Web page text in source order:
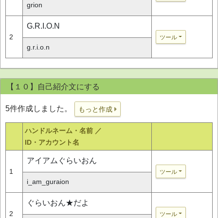
grion
2
G.R.I.O.N
ツール
g.r.i.o.n
【１０】自己紹介文にする
5件作成しました。 もっと作成
ハンドルネーム・名前 ／
ID・アカウント名
1
アイアムぐらいおん
ツール
i_am_guraion
2
ぐらいおん★だよ
ツール